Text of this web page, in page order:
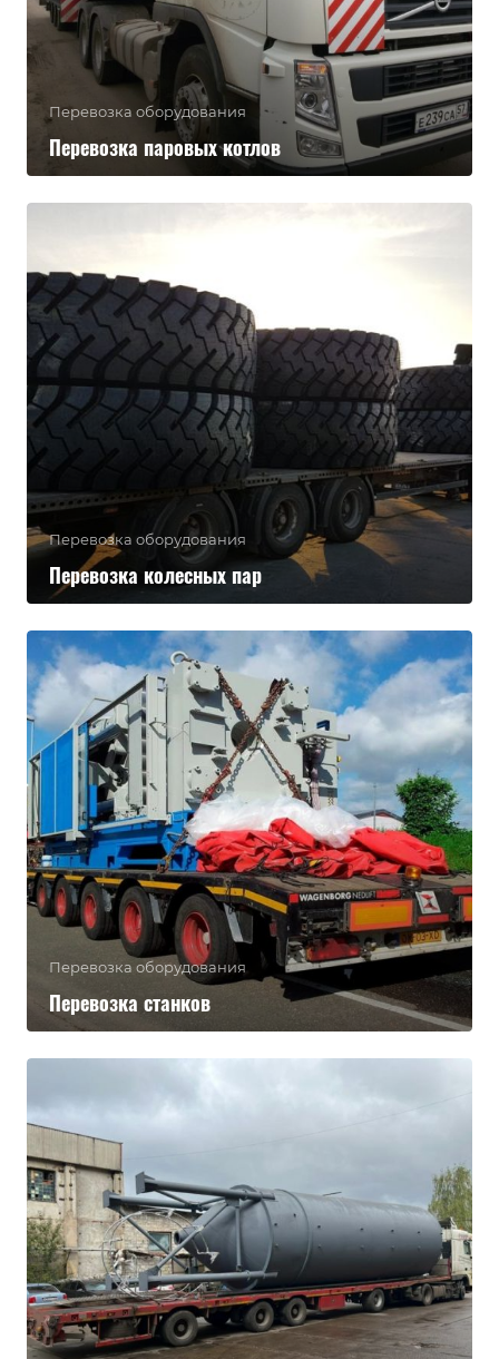
Перевозка оборудования
Перевозка паровых котлов
Перевозка оборудования
Перевозка колесных пар
Перевозка оборудования
Перевозка станков